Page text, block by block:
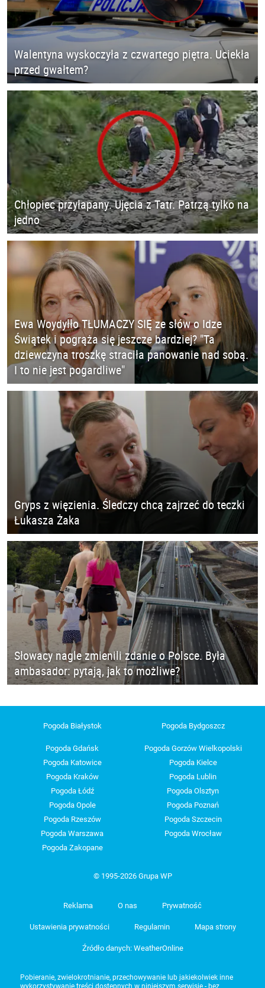
Walentyna wyskoczyła z czwartego piętra. Uciekła
przed gwałtem?
Chłopiec przyłapany. Ujęcia z Tatr. Patrzą tylko na
jedno
Ewa Woydyłło TŁUMACZY SIĘ ze słów o Idze
Świątek i pogrąża się jeszcze bardziej? "Ta
dziewczyna troszkę straciła panowanie nad sobą.
I to nie jest pogardliwe"
Gryps z więzienia. Śledczy chcą zajrzeć do teczki
Łukasza Żaka
Słowacy nagle zmienili zdanie o Polsce. Była
ambasador: pytają, jak to możliwe?
Pogoda Białystok Pogoda Bydgoszcz
Pogoda Gdańsk
Pogoda Gorzów Wielkopolski
Pogoda Katowice
Pogoda Kielce
Pogoda Kraków
Pogoda Lublin
Pogoda Łódź
Pogoda Olsztyn
Pogoda Opole
Pogoda Poznań
Pogoda Rzeszów
Pogoda Szczecin
Pogoda Warszawa
Pogoda Wrocław
Pogoda Zakopane
© 1995-2026 Grupa WP
Reklama O nas Prywatność
Ustawienia prywatności Regulamin Mapa strony
Źródło danych: WeatherOnline
Pobieranie, zwielokrotnianie, przechowywanie lub jakiekolwiek inne
wykorzystywanie treści dostępnych w niniejszym serwisie - bez